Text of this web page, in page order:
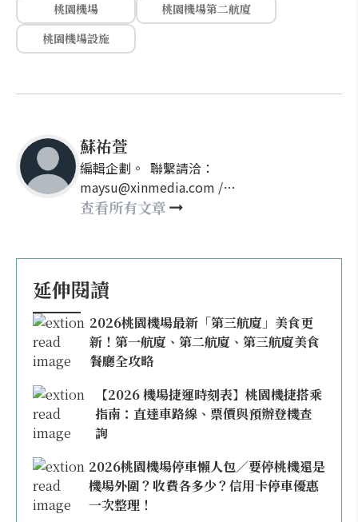
桃園機場
桃園機場第二航廈
桃園機場設施
蘇祐萱
編輯企劃。 聯繫請洽：
maysu@xinmedia.com /
may860527@gmail.com
查看所有文章
延伸閱讀
2026桃園機場最新「第三航廈」美食更
新！第一航廈、第二航廈、第三航廈美食
餐廳全攻略
【2026 機場捷運時刻表】桃園機捷搭乘
指南：直達車路線、票價與預辦登機查
詢
2026桃園機場停車懶人包／要停桃機還是
機場外圍？收費各多少？信用卡停車優惠
一次整理！